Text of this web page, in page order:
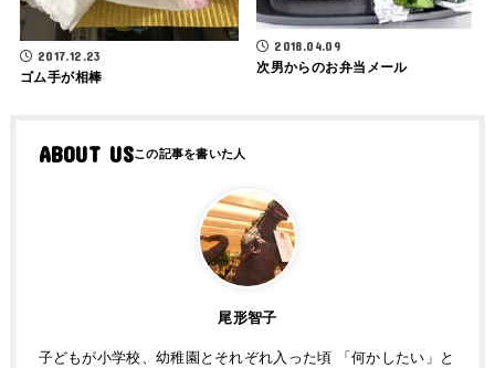
2017.12.23
ゴム手が相棒
2018.04.09
次男からのお弁当メール
ABOUT US
尾形智子
子どもが小学校、幼稚園とそれぞれ入った頃 「何かしたい」と